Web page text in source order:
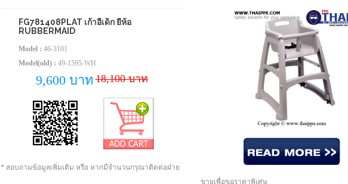
FG781408PLAT เก้าอี้เด็ก ยี่ห้อ
RUBBERMAID
Model : 46-3101
Model(old) : 49-1595-WH
9,600 บาท 18,100 บาท
* สอบถามข้อมูลเพิ่มเติม หรือ หากมีจำนวนกรุณาติดต่อฝ่าย
ขายเพื่อขอราคาพิเศษ